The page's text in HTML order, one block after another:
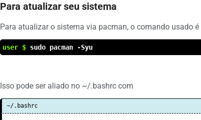
Para atualizar seu sistema
Para atualizar o sistema via pacman, o comando usado é
user $ sudo pacman -Syu
Isso pode ser aliado no ~/.bashrc com
~/.bashrc